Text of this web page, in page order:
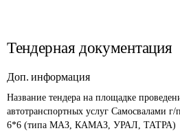
Тендерная документация
Доп. информация
Название тендера на площадке
автотранспортных услуг Самосвалами
6*6 (типа МАЗ, КАМАЗ, УРАЛ, ТАТРА)